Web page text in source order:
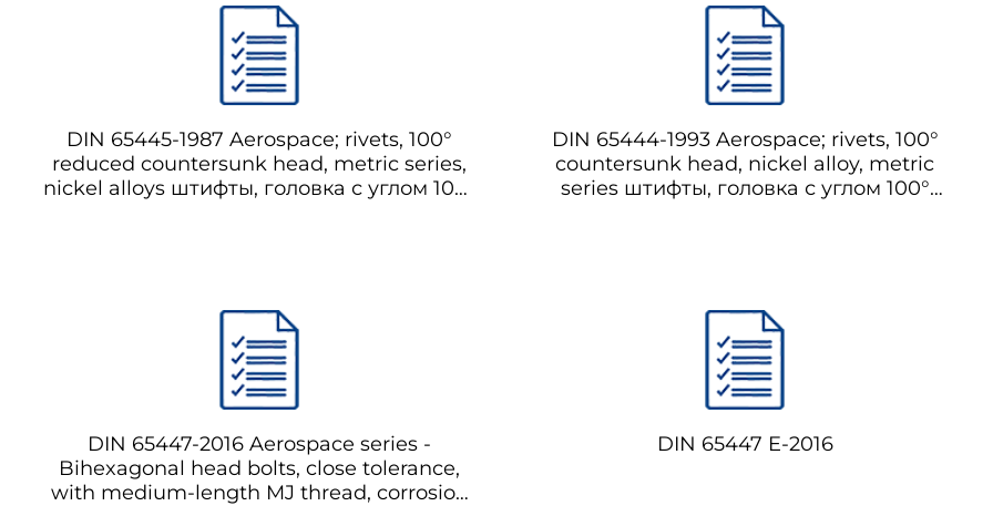
DIN 65445-1987 Aerospace; rivets, 100°
reduced countersunk head, metric series,
nickel alloys штифты, головка с углом 100°
DIN 65444-1993 Aerospace; rivets, 100°
countersunk head, nickel alloy, metric
series штифты, головка с углом 100°
DIN 65447-2016 Aerospace series -
Bihexagonal head bolts, close tolerance,
with medium-length MJ thread, corrosion
DIN 65447 E-2016